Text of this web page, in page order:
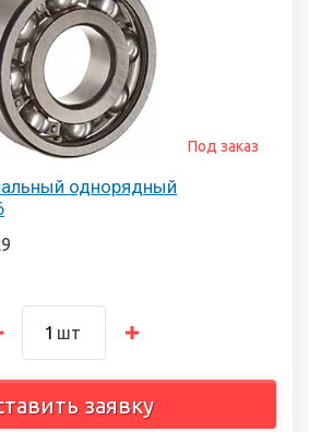
однорядный
Под заказ
шт
заявку